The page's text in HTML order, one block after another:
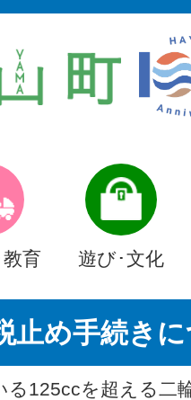
育 遊び･文化
止め手続き
る125ccを超える二